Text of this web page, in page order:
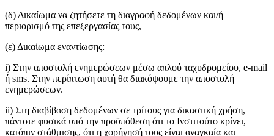
(δ) Δικαίωμα να ζητήσετε τη διαγραφή δεδομένων και/ή
περιορισμό της επεξεργασίας τους,
(ε) Δικαίωμα εναντίωσης:
i) Στην αποστολή ενημερώσεων μέσω απλού ταχυδρομείου, e-mail
ή sms. Στην περίπτωση αυτή θα διακόψουμε την αποστολή
ενημερώσεων.
ii) Στη διαβίβαση δεδομένων σε τρίτους για δικαστική χρήση,
πάντοτε φυσικά υπό την προϋπόθεση ότι το Ινστιτούτο κρίνει,
κατόπιν στάθμισης, ότι η χορήγησή τους είναι αναγκαία και